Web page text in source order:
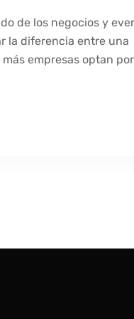
de los negocios y
la diferencia entre una
empresas optan